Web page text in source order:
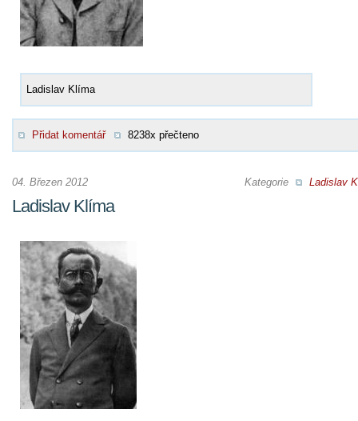
Ladislav Klíma
Přidat komentář 8238x přečteno
Kategorie Ladislav
04. Březen 2012
Ladislav Klíma